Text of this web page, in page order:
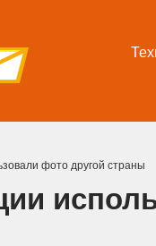
фото другой страны